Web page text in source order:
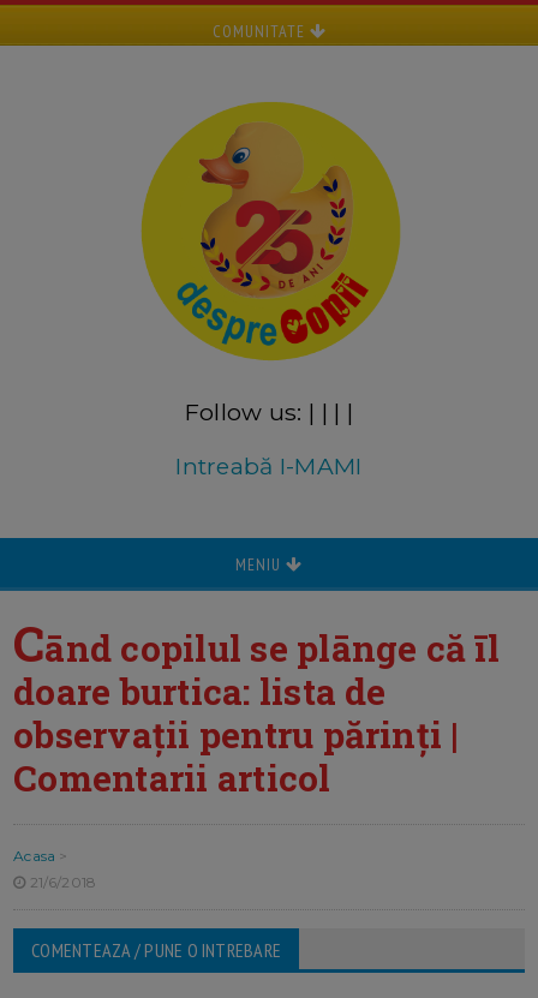
COMUNITATE
Follow us: | | | |
Intreabă I-MAMI
MENIU
Cānd copilul se plānge că īl
doare burtica: lista de
observații pentru părinți |
Comentarii articol
Acasa >
21/6/2018
COMENTEAZA / PUNE O INTREBARE